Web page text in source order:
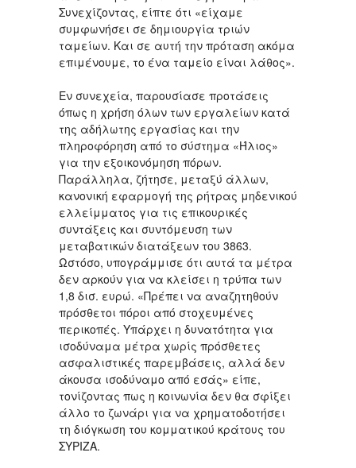
Συνεχίζοντας, είπτε ότι «είχαμε
συμφωνήσει σε δημιουργία τριών
ταμείων. Και σε αυτή την πρόταση ακόμα
επιμένουμε, το ένα ταμείο είναι λάθος».
Εν συνεχεία, παρουσίασε προτάσεις
όπως η χρήση όλων των εργαλείων κατά
της αδήλωτης εργασίας και την
πληροφόρηση από το σύστημα «Ήλιος»
για την εξοικονόμηση πόρων.
Παράλληλα, ζήτησε, μεταξύ άλλων,
κανονική εφαρμογή της ρήτρας μηδενικού
ελλείμματος για τις επικουρικές
συντάξεις και συντόμευση των
μεταβατικών διατάξεων του 3863.
Ωστόσο, υπογράμμισε ότι αυτά τα μέτρα
δεν αρκούν για να κλείσει η τρύπα των
1,8 δισ. ευρώ. «Πρέπει να αναζητηθούν
πρόσθετοι πόροι από στοχευμένες
περικοπές. Υπάρχει η δυνατότητα για
ισοδύναμα μέτρα χωρίς πρόσθετες
ασφαλιστικές παρεμβάσεις, αλλά δεν
άκουσα ισοδύναμο από εσάς» είπε,
τονίζοντας πως η κοινωνία δεν θα σφίξει
άλλο το ζωνάρι για να χρηματοδοτήσει
τη διόγκωση του κομματικού κράτους του
ΣΥΡΙΖΑ.